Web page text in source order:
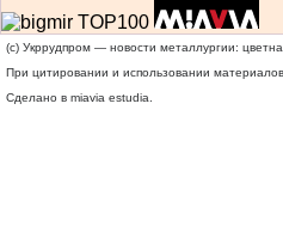
(c) Укррудпром — новости металлургии:
При цитировании и использовании
Сделано в miavia estudia.